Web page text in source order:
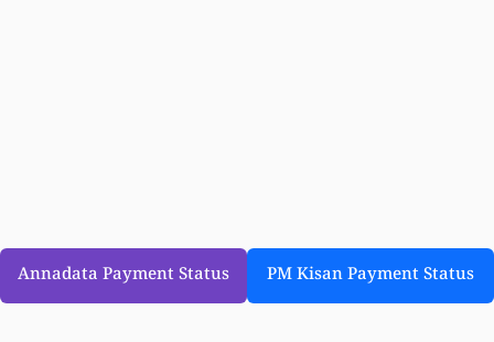
Annadata Payment Status PM Kisan Payment Status